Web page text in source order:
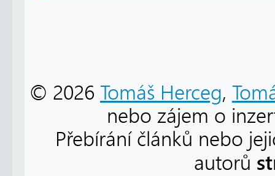
© 2026 Tomáš Herceg,
nebo zájem o
Přebírání článků nebo
autorů